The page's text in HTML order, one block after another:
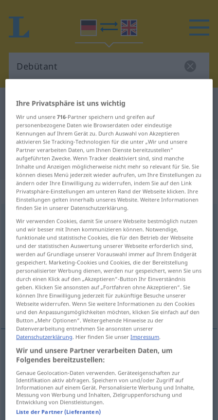
Deutsch-Englisch Wörterbuch
Deutsch-Englisch Übersetzung für
"Debütant"
"Debütant" Englisch Übersetzung
„Debütant“: Maskulinum
Debütant [-byˈtant] m Debütanten ; Debütanten >
Übersicht aller Übersetzungen
(Für mehr Details die Übersetzung anklicken/antippen)
male performer making his debut, debutant,
débutant
beginner
(male)performermakinghis debut, debutant
DebütantSchauspieler
débutant DebütantSchauspieler
Ihre Privatsphäre ist uns wichtig
Wir und unsere716-Partner speichern und greifen auf
personenbezogene Daten wie Browserdaten oder eindeutige
Kennungen auf Ihrem Gerät zu. Durch Auswahl von Akzeptieren
aktivieren Sie Tracking-Technologien für die unter „Wir und unsere
Partner verarbeiten Daten, um Ihnen Dienste bereitzustellen“
aufgeführten Zwecke. Wenn Tracker deaktiviert sind, sind manche
Inhalte und Anzeigen möglicherweise nicht mehr so relevant für Sie. Sie
können dieses Menü jederzeit wieder aufrufen, um Ihre Einstellungen zu
ändern oder Ihre Einwilligung zu widerrufen, indem Sie auf den Link
Privatsphäre-Einstellungen am unteren Rand der Webseite klicken. Ihre
Einstellungen gelten innerhalb unseres Website. Weitere Informationen
finden Sie in unserer Datenschutzerklärung.
Wir verwenden Cookies, damit Sie unsere Webseite bestmöglich nutzen
und wir besser mit Ihnen kommunizieren können. Notwendige,
funktionale und statistische Cookies, die für den Betrieb der Webseite
und der statistischen Auswertung unserer Webseite erforderlich sind,
werden auf Grundlage unserer Vorauswahl immer auf Ihrem Endgerät
gespeichert. Marketing-Cookies und Cookies, die der Bereitstellung
personalisierter Werbung dienen, werden nur gespeichert, wenn Sie uns
durch einen Klick auf den „Akzeptieren“-Button Ihr Einverständnis
geben. Klicken Sie ansonsten auf „Fortfahren ohne Akzeptieren“. Sie
können Ihre Einwilligung jederzeit für zukünftige Besuche unserer
Webseite widerrufen. Wenn Sie weitere Informationen zu den Cookies
und den Anpassungsmöglichkeiten möchten, klicken Sie einfach auf den
Button „Mehr Optionen“. Weitergehende Hinweise zu der
Datenverarbeitung entnehmen Sie ansonsten unserer
Datenschutzerklärung. Hier finden Sie unserImpressum.
Wir und unsere Partner verarbeiten Daten, um
Folgendes bereitzustellen:
Genaue Geolocation-Daten verwenden. Geräteeigenschaften zur
Identifikation aktiv abfragen. Speichern von und/oder Zugriff auf
Informationen auf einem Gerät. Personalisierte Werbung und Inhalte,
Messung von Werbung und Inhalten, Zielgruppenforschung und
Entwicklung von Dienstleistungen.
Liste der Partner (Lieferanten)